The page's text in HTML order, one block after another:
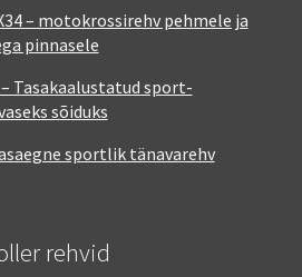
– motokrossirehv pehmele ja
pinnasele
Tasakaalustatud sport-
sõiduks
sportlik tänavarehv
rehvid